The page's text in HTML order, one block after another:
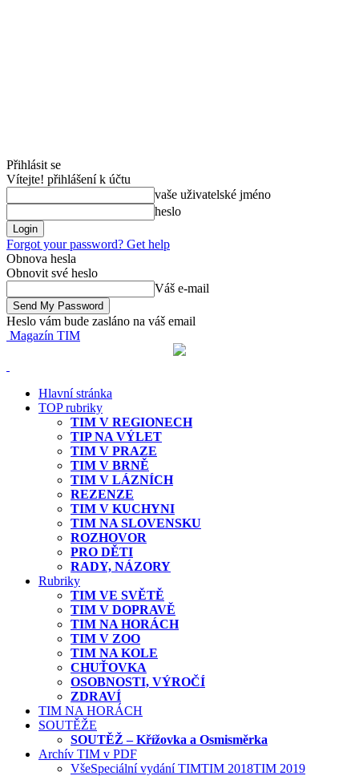
Přihlásit se
Vítejte! přihlášení k účtu
vaše uživatelské jméno
heslo
Forgot your password? Get help
Obnova hesla
Obnovit své heslo
Váš e-mail
Heslo vám bude zasláno na váš email
Magazín TIM
Hlavní stránka
TOP rubriky
TIM V REGIONECH
TIP NA VÝLET
TIM V PRAZE
TIM V BRNĚ
TIM V LÁZNÍCH
REZENZE
TIM V KUCHYNI
TIM NA SLOVENSKU
ROZHOVOR
PRO DĚTI
RADY, NÁZORY
Rubriky
TIM VE SVĚTĚ
TIM V DOPRAVĚ
TIM NA HORÁCH
TIM V ZOO
TIM NA KOLE
CHUŤOVKA
OSOBNOSTI, VÝROČÍ
ZDRAVÍ
TIM NA HORÁCH
SOUTĚŽE
SOUTĚŽ – Křížovka a Osmisměrka
Archív TIM v PDF
VšeSpeciální vydání TIMTIM 2018TIM 2019